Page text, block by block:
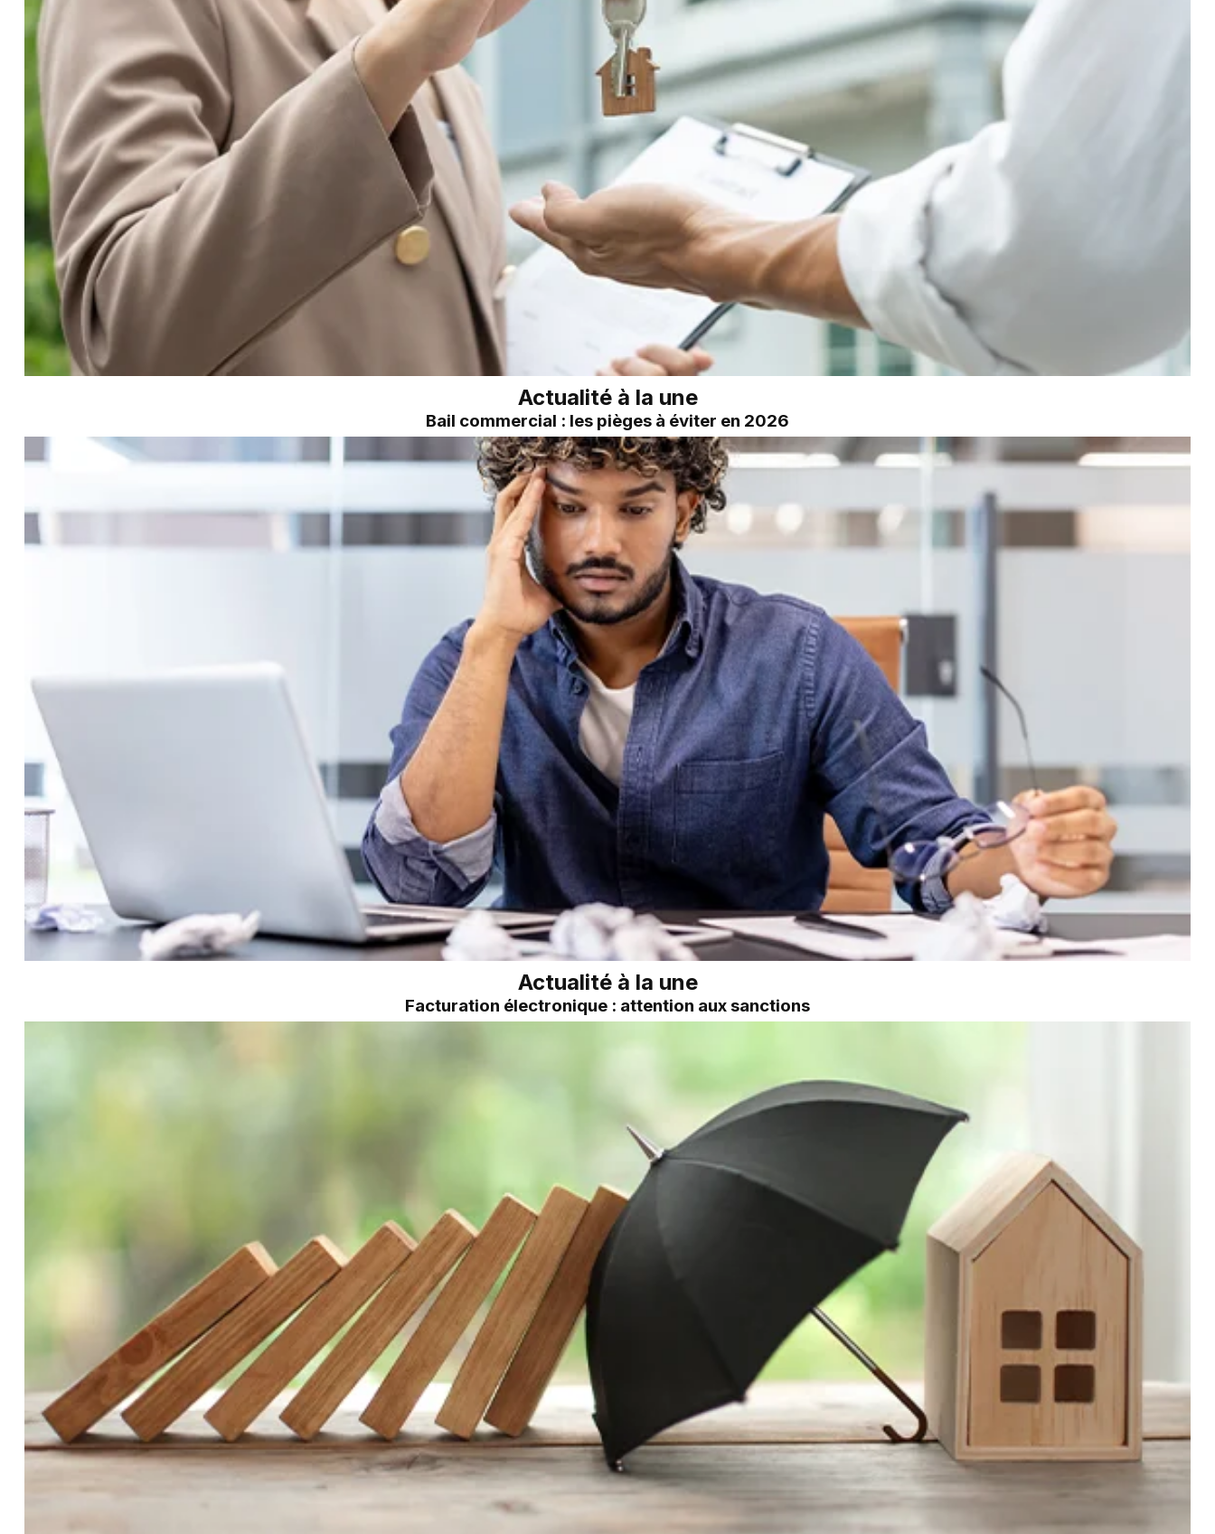
Actualité à la une
Bail commercial : les pièges à éviter en 2026
Actualité à la une
Facturation électronique : attention aux sanctions